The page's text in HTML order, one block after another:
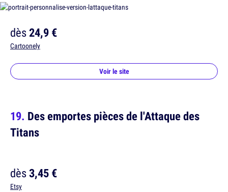
dès24,9 €
Cartoonely
Voir le site
Des emportes pièces de l'Attaque des
Titans
dès3,45 €
Etsy